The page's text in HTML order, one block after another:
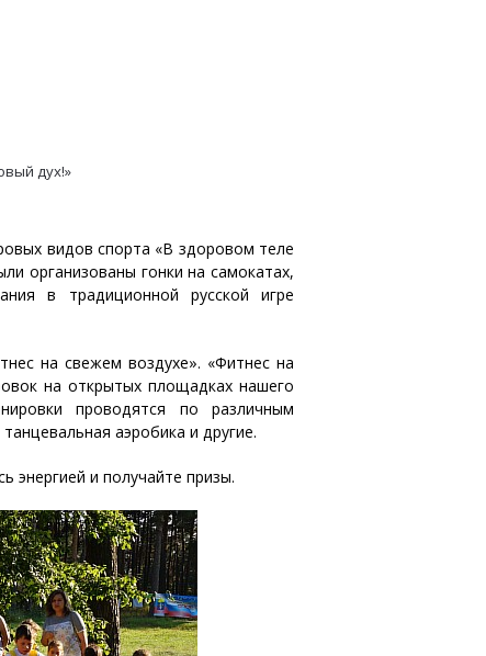
дух!»
видов спорта «В здоровом теле
организованы гонки на самокатах,
в традиционной русской игре
на свежем воздухе». «Фитнес на
на открытых площадках нашего
проводятся по различным
аэробика и другие.
энергией и получайте призы.